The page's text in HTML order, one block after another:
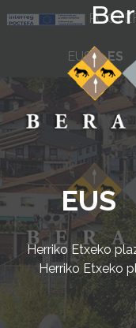
EUS
Herriko Etxeko
Herriko Etxeko
EUS ES